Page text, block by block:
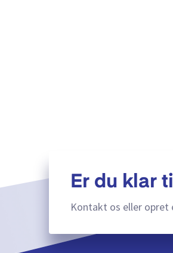
Er du klar
Kontakt os eller opret